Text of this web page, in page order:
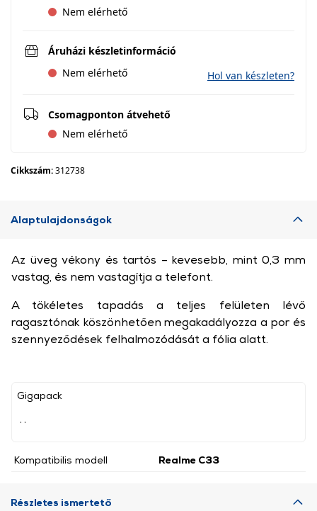
Nem elérhető
Áruházi készletinformáció
Nem elérhető
Hol van készleten?
Csomagponton átvehető
Nem elérhető
Cikkszám:312738
Alaptulajdonságok
Gigapack
Kompatibilis modell Realme C33
Az üveg vékony és tartós – kevesebb, mint 0,3 mm
vastag, és nem vastagítja a telefont.
A tökéletes tapadás a teljes felületen lévő
ragasztónak köszönhetően megakadályozza a por és
szennyeződések felhalmozódását a fólia alatt.
Részletes ismertető